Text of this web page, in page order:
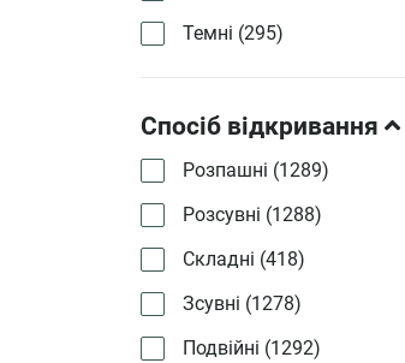
Темні (295)
Спосіб відкривання
Розпашні (1289)
Розсувні (1288)
Складні (418)
Зсувні (1278)
Подвійні (1292)